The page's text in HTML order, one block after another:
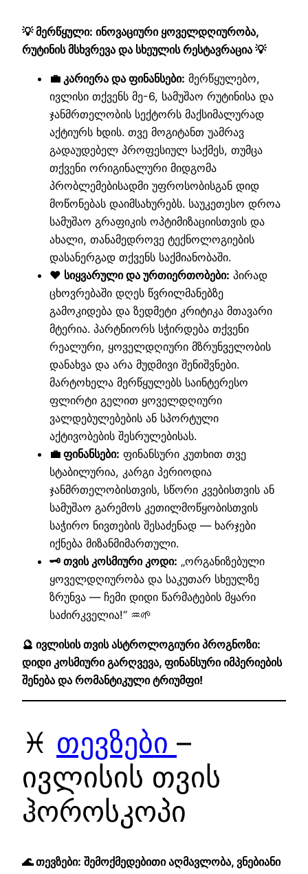
💡 მერწყული: ინოვაციური ყოველდღიურობა,
რუტინის მსხვრევა და სხეულის რესტავრაცია 💡
💼 კარიერა და ფინანსები: მერწყულებო,
ივლისი თქვენს მე-6, სამუშაო რუტინისა და
ჯანმრთელობის სექტორს მაქსიმალურად
აქტიურს ხდის. თვე მოგიტანთ უამრავ
გადაუდებელ პროფესიულ საქმეს, თუმცა
თქვენი ორიგინალური მიდგომა
პრობლემებისადმი უფროსობისგან დიდ
მოწონებას დაიმსახურებს. საუკეთესო დროა
სამუშაო გრაფიკის ოპტიმიზაციისთვის და
ახალი, თანამედროვე ტექნოლოგიების
დასანერგად თქვენს საქმიანობაში.
❤️ სიყვარული და ურთიერთობები: პირად
ცხოვრებაში დღეს წვრილმანებზე
გამოკიდება და ზედმეტი კრიტიკა მთავარი
მტერია. პარტნიორს სჭირდება თქვენი
რეალური, ყოველდღიური მზრუნველობის
დანახვა და არა მუდმივი შენიშვნები.
მარტოხელა მერწყულებს საინტერესო
ფლირტი გელით ყოველდღიური
ვალდებულებების ან სპორტული
აქტივობების შესრულებისას.
💼 ფინანსები: ფინანსური კუთხით თვე
სტაბილურია, კარგი პერიოდია
ჯანმრთელობისთვის, სწორი კვებისთვის ან
სამუშაო გარემოს კეთილმოწყობისთვის
საჭირო ნივთების შესაძენად — ხარჯები
იქნება მიზანმიმართული.
🗝️ თვის კოსმიური კოდი: „ორგანიზებული
ყოველდღიურობა და საკუთარ სხეულზე
ზრუნვა — ჩემი დიდი წარმატების მყარი
საძირკველია!“ ♒🌱
🔮 ივლისის თვის ასტროლოგიური პროგნოზი:
დიდი კოსმიური გარღვევა, ფინანსური იმპერიების
შენება და რომანტიკული ტრიუმფი!
♓ თევზები –
ივლისის თვის
ჰოროსკოპი
🌊 თევზები: შემოქმედებითი აღმავლობა, ვნებიანი